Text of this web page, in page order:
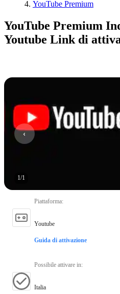
YouTube Premium
YouTube Premium
Youtube Link di
1/1
Piattaforma:
Youtube
Guida di attivazione
Possibile attivare in:
Italia